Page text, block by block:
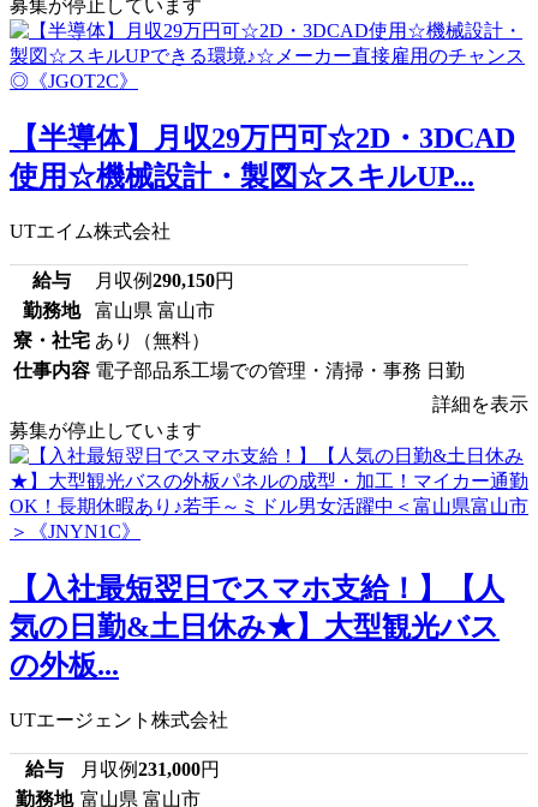
募集が停止しています
【半導体】月収29万円可☆2D・3DCAD
使用☆機械設計・製図☆スキルUP...
UTエイム株式会社
給与 月収例290,150円
勤務地
富山県 富山市
寮・社宅 あり（無料）
仕事内容 電子部品系工場での管理・清掃・事務 日勤
詳細を表示
募集が停止しています
【入社最短翌日でスマホ支給！】【人
気の日勤&土日休み★】大型観光バス
の外板...
UTエージェント株式会社
給与 月収例231,000円
勤務地 富山県 富山市